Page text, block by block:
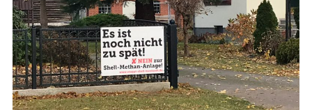
Ansiedlung von Tiermastanlagen
Arbeitsplätze
Sicherheit
Grundkonsens